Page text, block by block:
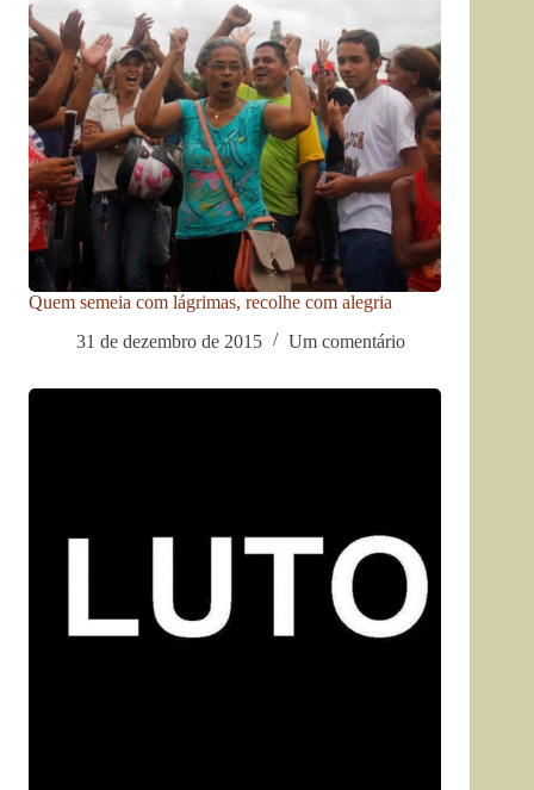
Quem semeia com lágrimas, recolhe com alegria
31 de dezembro de 2015
Um comentário